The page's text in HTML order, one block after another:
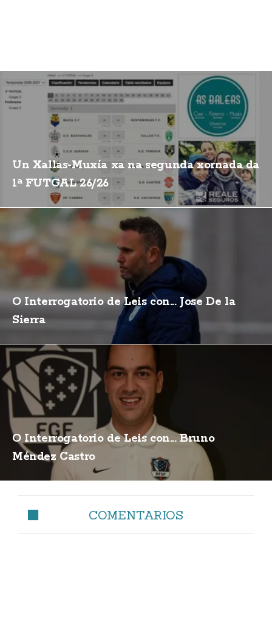
Un Xallas-Muxía xa na segunda xornada da
1ª FUTGAL 26/26
O Interrogatorio de Leis con... Jose De la
Sierra
O Interrogatorio de Leis con... Bruno
Méndez Castro
COMENTARIOS